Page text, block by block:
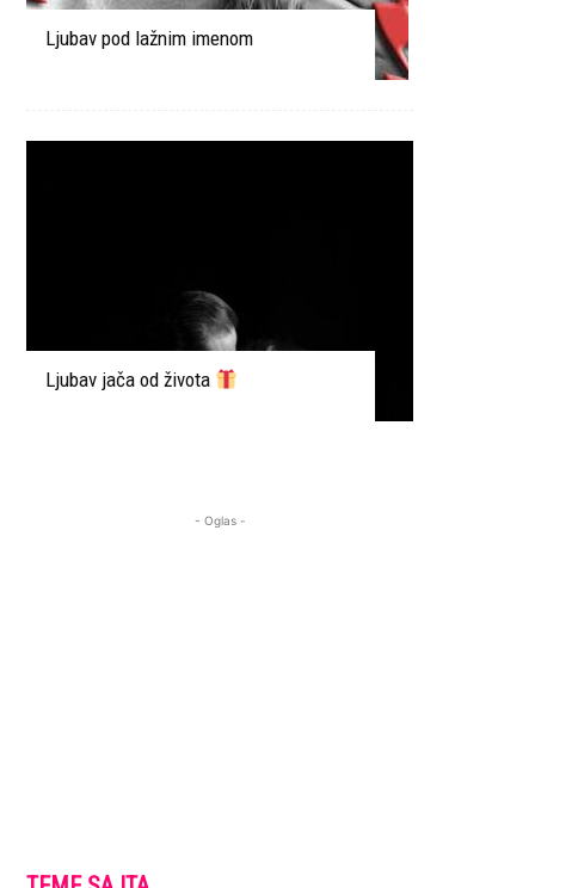
Ljubav pod lažnim imenom
Ljubav jača od života
- Oglas -